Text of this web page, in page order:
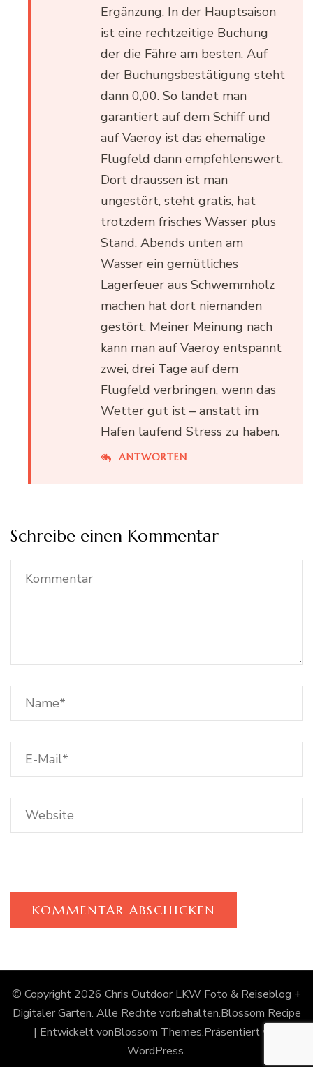
ANTWORTEN
Ergänzung. In der Hauptsaison
ist eine rechtzeitige Buchung
der die Fähre am besten. Auf
der Buchungsbestätigung steht
dann 0,00. So landet man
garantiert auf dem Schiff und
auf Vaeroy ist das ehemalige
Flugfeld dann empfehlenswert.
Dort draussen ist man
ungestört, steht gratis, hat
trotzdem frisches Wasser plus
Stand. Abends unten am
Wasser ein gemütliches
Lagerfeuer aus Schwemmholz
machen hat dort niemanden
gestört. Meiner Meinung nach
kann man auf Vaeroy entspannt
zwei, drei Tage auf dem
Flugfeld verbringen, wenn das
Wetter gut ist – anstatt im
Hafen laufend Stress zu haben.
Schreibe einen Kommentar
© Copyright 2026 Chris Outdoor LKW Foto & Reiseblog +
Digitaler Garten. Alle Rechte vorbehalten.Blossom Recipe
| Entwickelt vonBlossom Themes.Präsentiert von
WordPress.